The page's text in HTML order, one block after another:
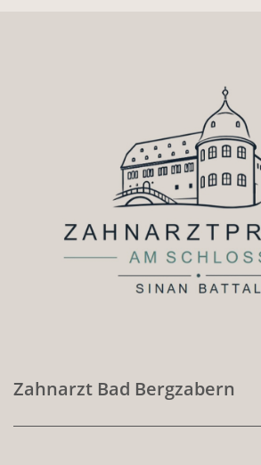
Zahnarzt Bad Bergzabern